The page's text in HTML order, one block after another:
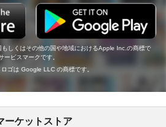
しくはその他の国や地域におけるApple Inc.の商標で
ビスマークです。
ゴは Google LLC の商標です。
ーケットストア